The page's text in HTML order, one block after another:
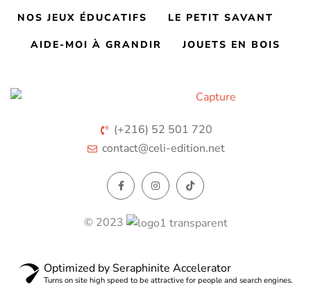
NOS JEUX ÉDUCATIFS LE PETIT SAVANT
AIDE-MOI À GRANDIR JOUETS EN BOIS
(+216) 52 501 720
contact@celi-edition.net
© 2023
Optimized by Seraphinite Accelerator
Turns on site high speed to be attractive for people and search engines.